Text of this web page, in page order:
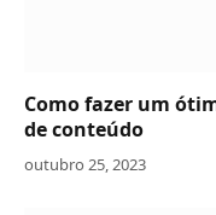
Como fazer um
de conteúdo
outubro 25, 2023